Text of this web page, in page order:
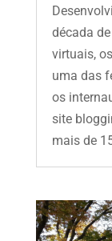
década
virtuais,
uma das
os
site
mais de